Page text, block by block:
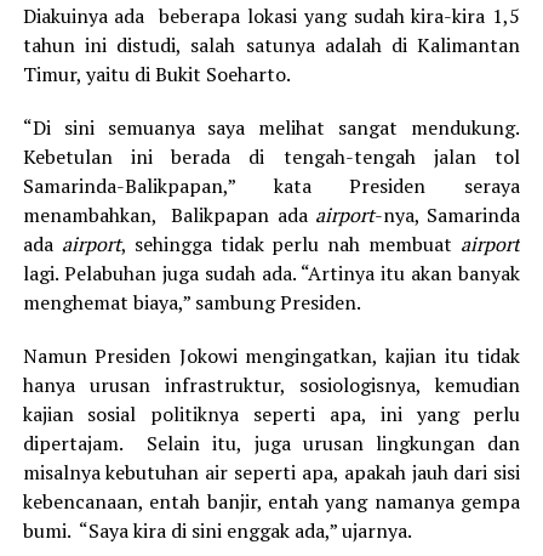
Diakuinya ada beberapa lokasi yang sudah kira-kira 1,5
tahun ini distudi, salah satunya adalah di Kalimantan
Timur, yaitu di Bukit Soeharto.
“Di sini semuanya saya melihat sangat mendukung.
Kebetulan ini berada di tengah-tengah jalan tol
Samarinda-Balikpapan,” kata Presiden seraya
menambahkan, Balikpapan ada airport-nya, Samarinda
ada airport, sehingga tidak perlu nah membuat airport
lagi. Pelabuhan juga sudah ada. “Artinya itu akan banyak
menghemat biaya,” sambung Presiden.
Namun Presiden Jokowi mengingatkan, kajian itu tidak
hanya urusan infrastruktur, sosiologisnya, kemudian
kajian sosial politiknya seperti apa, ini yang perlu
dipertajam. Selain itu, juga urusan lingkungan dan
misalnya kebutuhan air seperti apa, apakah jauh dari sisi
kebencanaan, entah banjir, entah yang namanya gempa
bumi. “Saya kira di sini enggak ada,” ujarnya.